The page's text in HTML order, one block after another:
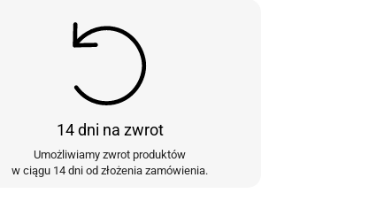
14 dni na zwrot
Umożliwiamy zwrot produktów
w ciągu 14 dni od złożenia zamówienia.